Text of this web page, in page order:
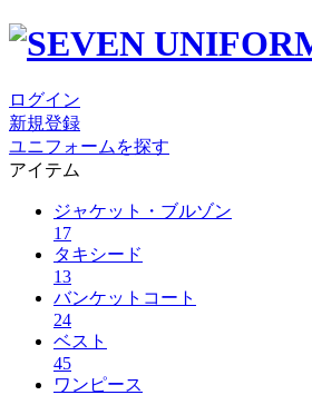
ログイン
新規登録
ユニフォームを探す
アイテム
ジャケット・ブルゾン
17
タキシード
13
バンケットコート
24
ベスト
45
ワンピース